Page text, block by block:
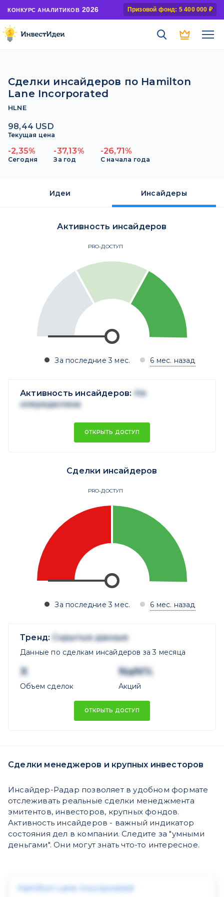
КОНКУРС АНАЛИТИКОВ 2026 Призовой фонд: 5 400 000 ₽
Сделки инсайдеров по Hamilton
Lane Incorporated
HLNE
98,44 USD
Текущая цена
-2,35%
Сегодня
-37,13%
За год
-26,71%
С начала года
Идеи Инсайдеры
Активность инсайдеров
PRO-ДОСТУП
За последние 3 мес. 6 мес. назад
Активность инсайдеров: Не
опеределена
ОТКРЫТЬ ДОСТУП
Сделки инсайдеров
PRO-ДОСТУП
За последние 3 мес. 6 мес. назад
Тренд: Скрытые данные
Данные по сделкам инсайдеров за 3 месяца
X
Объем сделок
NaN%
Акций
ОТКРЫТЬ ДОСТУП
Сделки менеджеров и крупных инвесторов
Инсайдер-Радар позволяет в удобном формате
отслеживать реальные сделки менеджмента
эмитентов, инвесторов, крупных фондов.
Активность инсайдеров - важный индикатор
состояния дел в компании. Следите за "умными
деньгами". Они могут знать что-то интересное.
Hamilton Lane Incorporated